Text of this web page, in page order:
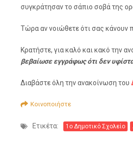
συγκράτησαν το σάπιο σοβά της
Τώρα αν νοιώθετε ότι σας κάνουν
Κρατήστε, για καλό και κακό την
βεβαίωσε εγγράφως ότι δεν
Διαβάστε όλη την ανακοίνωση του
Κοινοποιήστε
Ετικέτα: 1ο Δημοτικό Σχολείο